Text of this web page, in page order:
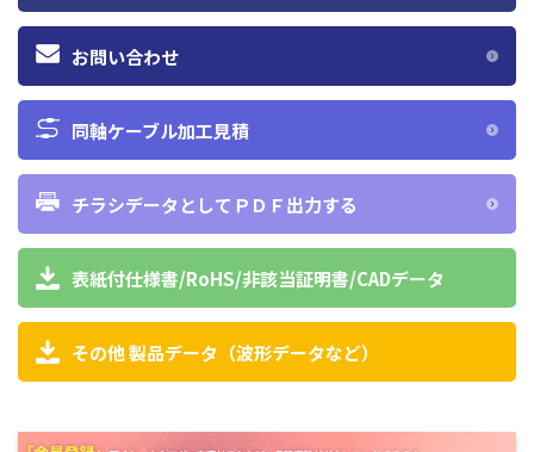
お問い合わせ
同軸ケーブル加工見積
チラシデータとしてＰＤＦ出力する
表紙付仕様書/RoHS/非該当証明書/CADデータ
その他 製品データ（波形データなど）